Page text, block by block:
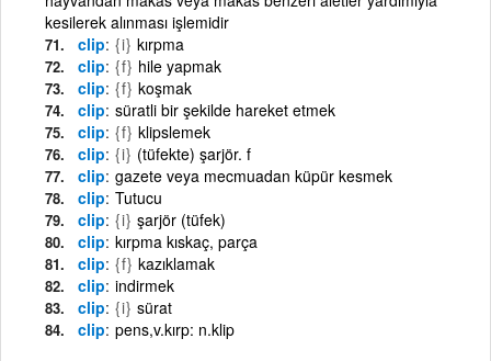
kesilerek alınması işlemidir
clip {i} kırpma
clip {f} hile yapmak
clip {f} koşmak
clip süratli bir şekilde hareket etmek
clip {f} klipslemek
clip {i} (tüfekte) şarjör. f
clip gazete veya mecmuadan küpür kesmek
clip Tutucu
clip {i} şarjör (tüfek)
clip kırpma kıskaç, parça
clip {f} kazıklamak
clip indirmek
clip {i} sürat
clip pens,v.kırp: n.klip